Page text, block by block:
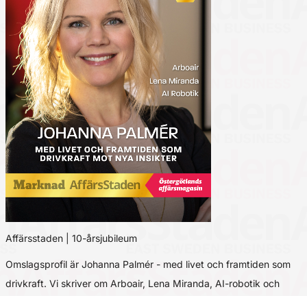
Affärsstaden | 10-årsjubileum
Omslagsprofil är Johanna Palmér - med livet och framtiden som
drivkraft. Vi skriver om Arboair, Lena Miranda, AI-robotik och